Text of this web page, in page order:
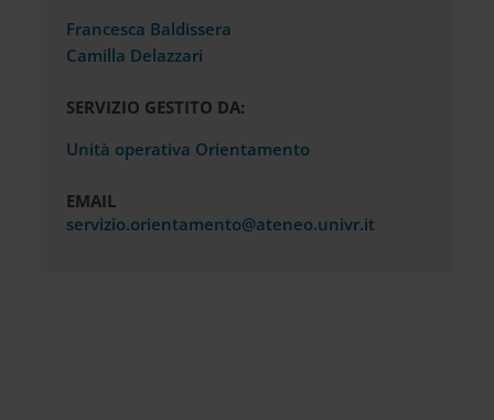
Francesca Baldissera
Camilla Delazzari
SERVIZIO GESTITO DA:
Unità operativa Orientamento
EMAIL
servizio.orientamento@ateneo.univr.it